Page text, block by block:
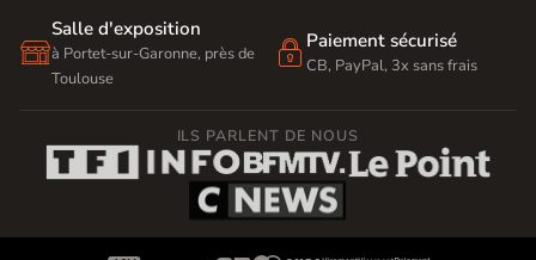

Salle d'exposition
à Portet-sur-Garonne, près de
Toulouse
 Paiement sécurisé
CB, PayPal, 3x sans frais
ILS PARLENT DE NOUS